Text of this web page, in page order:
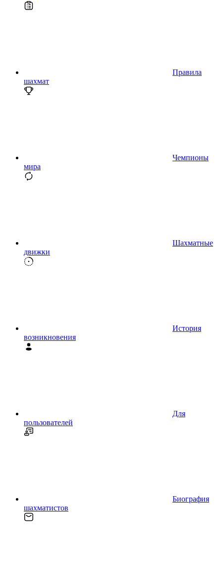
Правила
шахмат
Чемпионы
мира
Шахматные
движки
История
возникновения
Для
пользователей
Биография
шахматистов